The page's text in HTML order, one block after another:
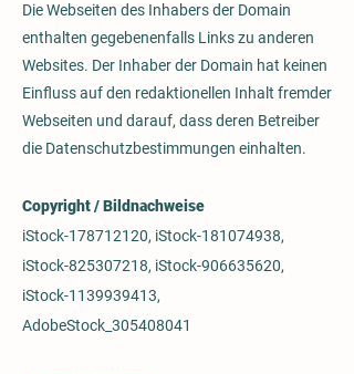
Die Webseiten des Inhabers der Domain
enthalten gegebenenfalls Links zu anderen
Websites. Der Inhaber der Domain hat keinen
Einfluss auf den redaktionellen Inhalt fremder
Webseiten und darauf, dass deren Betreiber
die Datenschutzbestimmungen einhalten.
Copyright / Bildnachweise
iStock-178712120, iStock-181074938,
iStock-825307218, iStock-906635620,
iStock-1139939413,
AdobeStock_305408041